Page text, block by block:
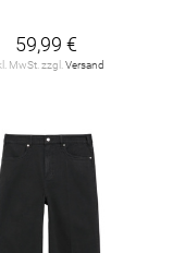
59,99 €
MwSt. zzgl. Versand